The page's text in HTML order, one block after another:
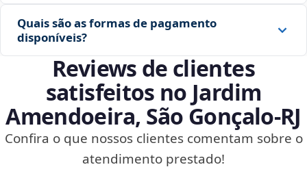
Quais são as formas de pagamento
disponíveis?
Reviews de clientes
satisfeitos no Jardim
Amendoeira, São Gonçalo‑RJ
Confira o que nossos clientes comentam sobre o
atendimento prestado!